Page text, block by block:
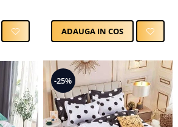
ADAUGA IN COS
-25%